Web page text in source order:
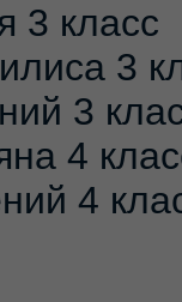
3 класс
3
3
4
4